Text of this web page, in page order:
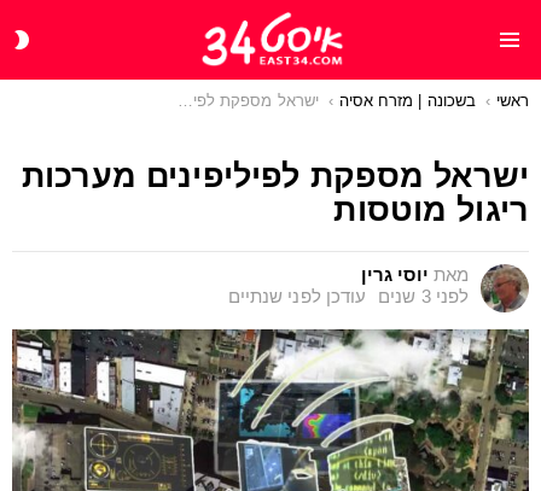
You are here:
ראשי בשכונה | מזרח אסיה ישראל מספקת לפיליפינים מערכות ריגול מוטסות
ישראל מספקת לפיליפינים מערכות
ריגול מוטסות
מאת יוסי גרין
לפני 3 שנים
עודכן לפני שנתיים